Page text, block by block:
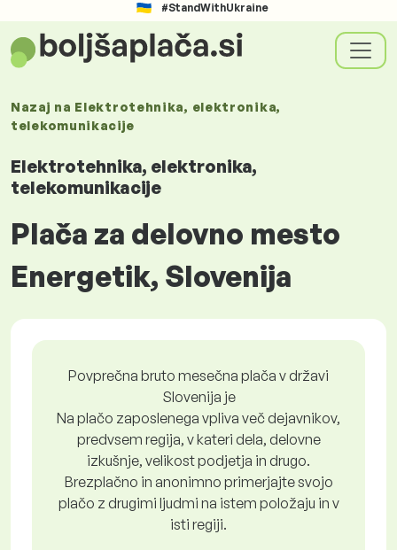
#StandWithUkraine
Nazaj na Elektrotehnika, elektronika,
telekomunikacije
Elektrotehnika, elektronika,
telekomunikacije
Plača za delovno mesto
Energetik, Slovenija
Povprečna bruto mesečna plača v državi
Slovenija je
Na plačo zaposlenega vpliva več dejavnikov,
predvsem regija, v kateri dela, delovne
izkušnje, velikost podjetja in drugo.
Brezplačno in anonimno primerjajte svojo
plačo z drugimi ljudmi na istem položaju in v
isti regiji.